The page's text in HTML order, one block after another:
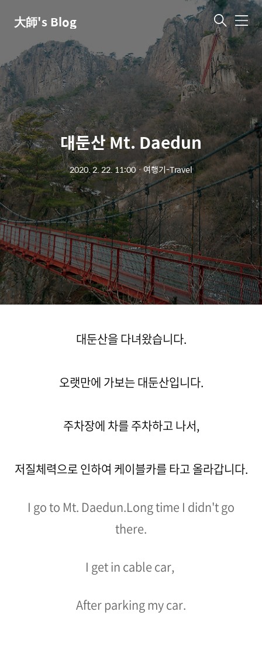
大師's Blog 메
뉴
대둔산 Mt. Daedun
2020. 2. 22. 11:00ㆍ여행기-Travel
대둔산을 다녀왔습니다.
오랫만에 가보는 대둔산입니다.
주차장에 차를 주차하고 나서,
저질체력으로 인하여 케이블카를 타고 올라갑니다.
I go to Mt. Daedun.Long time I didn't go
there.
I get in cable car,
After parking my car.